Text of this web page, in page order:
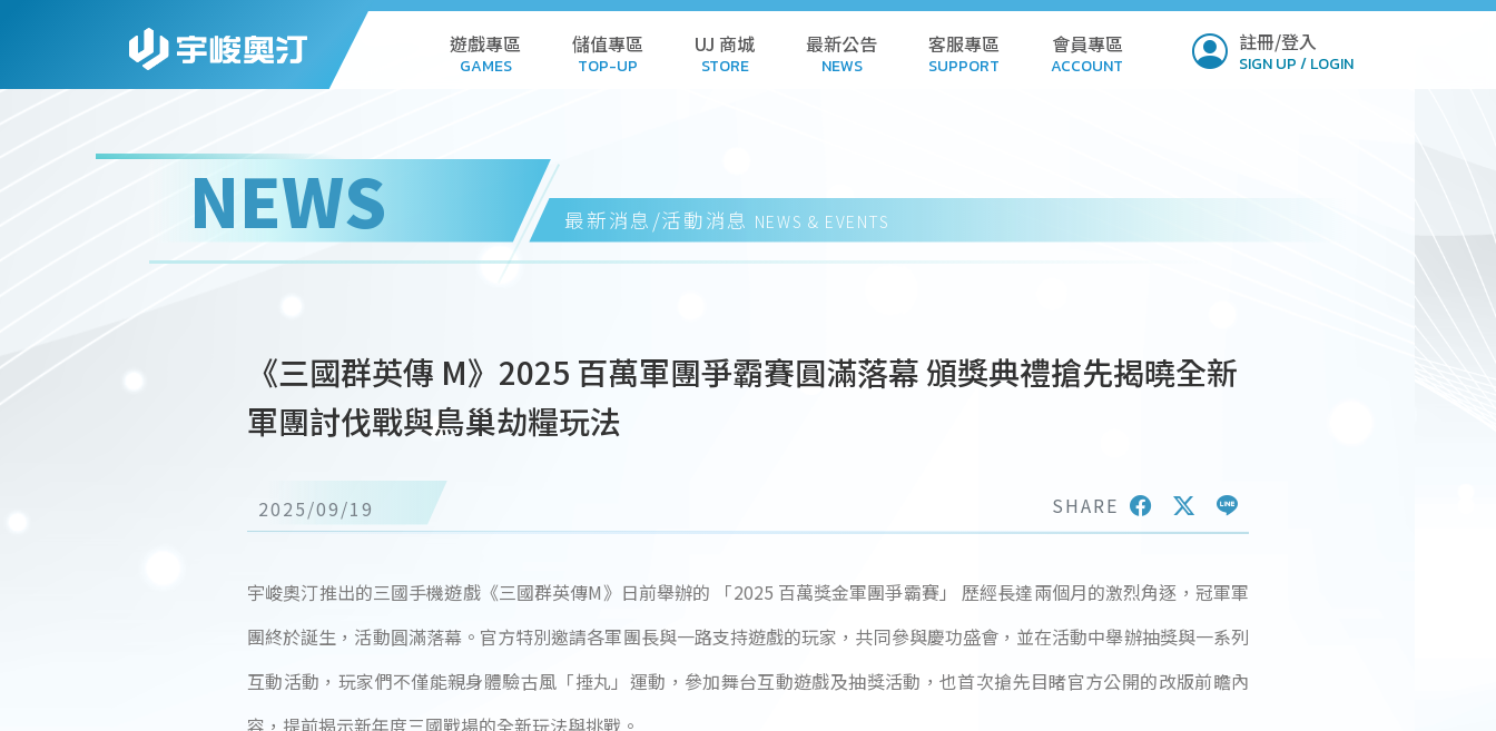
遊戲專區
GAMES
GAMES
PC GAMES
儲值專區
TOP-UP
HISTORY
UJ 商城
STORE
CART
REDEEM CODE
最新公告
NEWS
客服專區
SUPPORT
FAQ
會員專區
ACCOUNT
SETTINGS
註冊/登入
SIGN UP / LOGIN
NEWS 最新消息/活動消息 NEWS & EVENTS
《三國群英傳 M》2025 百萬軍團爭霸賽圓滿落幕 頒獎典禮搶先揭曉全新
軍團討伐戰與鳥巢劫糧玩法
2025/09/19 SHARE
宇峻奧汀推出的三國手機遊戲《三國群英傳M》日前舉辦的 「2025 百萬獎金軍團爭霸賽」 歷經長達兩個月的激烈角逐，冠軍軍
團終於誕生，活動圓滿落幕。官方特別邀請各軍團長與一路支持遊戲的玩家，共同參與慶功盛會，並在活動中舉辦抽獎與一系列
互動活動，玩家們不僅能親身體驗古風「捶丸」運動，參加舞台互動遊戲及抽獎活動，也首次搶先目睹官方公開的改版前瞻內
容，提前揭示新年度三國戰場的全新玩法與挑戰。